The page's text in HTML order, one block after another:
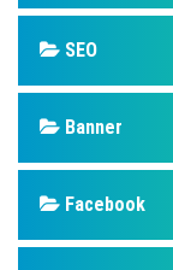
SEO
Banner
Facebook